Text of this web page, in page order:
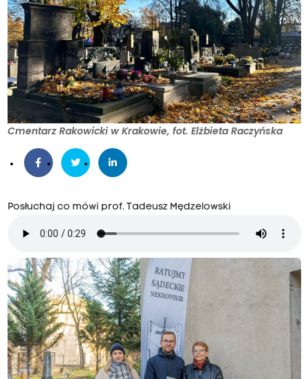
Cmentarz Rakowicki w Krakowie, fot. Elżbieta Raczyńska
Posłuchaj co mówi prof. Tadeusz Mędzelowski